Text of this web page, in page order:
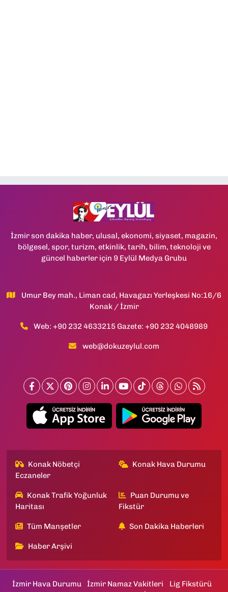
İzmir son dakika haber, ulusal, ekonomi, siyaset, magazin,
bölgesel, spor, turizm, etkinlik, tarih, bilim, teknoloji ve
güncel haberler için 9 Eylül Medya Grubu
Umur Bey mah., Liman cad, Havagazı Yerleşkesi No:16/6
Konak / İzmir
Web: +90 232 4633215 Gazete: +90 232 4048989
web@dokuzeylul.com
Konak Nöbetçi
Eczaneler
Konak Hava Durumu
Konak Trafik Yoğunluk
Haritası
Puan Durumu ve
Fikstür
Tüm Manşetler Son Dakika Haberleri
Haber Arşivi
İzmir Hava Durumu İzmir Namaz Vakitleri
Lig Fikstürü